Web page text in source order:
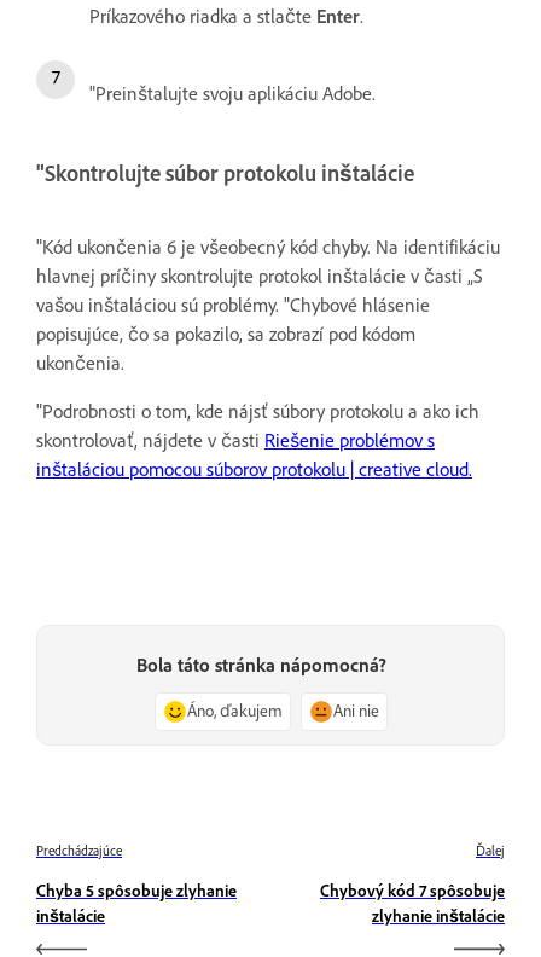
Príkazového riadka a stlačte Enter.
"Preinštalujte svoju aplikáciu Adobe.
"Skontrolujte súbor protokolu inštalácie
"Kód ukončenia 6 je všeobecný kód chyby. Na identifikáciu
hlavnej príčiny skontrolujte protokol inštalácie v časti „S
vašou inštaláciou sú problémy. "Chybové hlásenie
popisujúce, čo sa pokazilo, sa zobrazí pod kódom
ukončenia.
"Podrobnosti o tom, kde nájsť súbory protokolu a ako ich
skontrolovať, nájdete v časti Riešenie problémov s
inštaláciou pomocou súborov protokolu | creative cloud.
Bola táto stránka nápomocná?
Áno, ďakujem Ani nie
Predchádzajúce
Chyba 5 spôsobuje zlyhanie
inštalácie
Ďalej
Chybový kód 7 spôsobuje
zlyhanie inštalácie